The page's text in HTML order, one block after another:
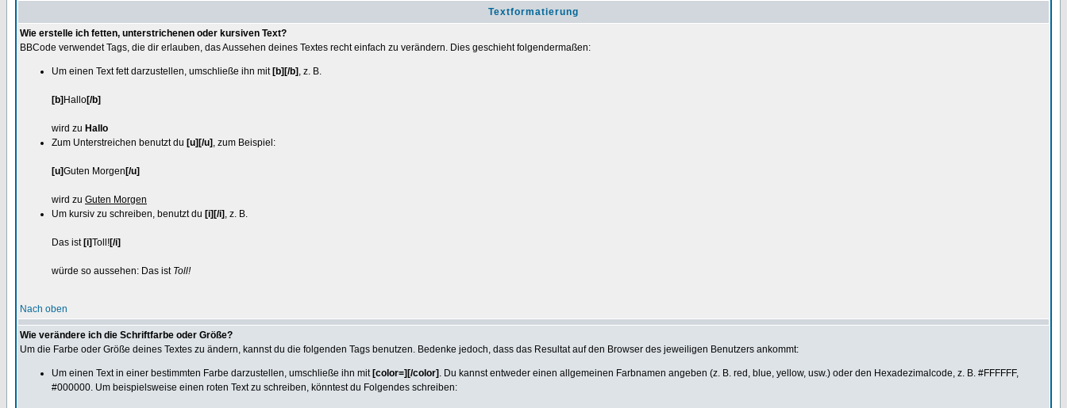
Textformatierung
Wie erstelle ich fetten, unterstrichenen oder kursiven Text?
BBCode verwendet Tags, die dir erlauben, das Aussehen deines Textes recht einfach zu verändern. Dies geschieht folgendermaßen:
Um einen Text fett darzustellen, umschließe ihn mit [b][/b] , z. B.
[b] Hallo[/b]
wird zu Hallo
Zum Unterstreichen benutzt du [u][/u] , zum Beispiel:
[u]Guten Morgen [/u]
wird zu Guten Morgen
Um kursiv zu schreiben, benutzt du [i][/i] , z. B.
Das ist [i]Toll![/i]
würde so aussehen: Das ist Toll!
Nach oben
Wie verändere ich die Schriftfarbe oder Größe?
Um die Farbe oder Größe deines Textes zu ändern, kannst du die folgenden Tags benutzen. Bedenke jedoch, dass das Resultat auf den Browser des jeweiligen Benutzers ankommt:
Um einen Text in einer bestimmten Farbe darzustellen, umschließe ihn mit [color=][/color] . Du kannst entweder einen allgemeinen Farbnamen angeben (z. B. red, blue, yellow, usw.) oder den Hexadezimalcode, z. B. #FFFFFF,
#000000. Um beispielsweise einen roten Text zu schreiben, könntest du Folgendes schreiben: